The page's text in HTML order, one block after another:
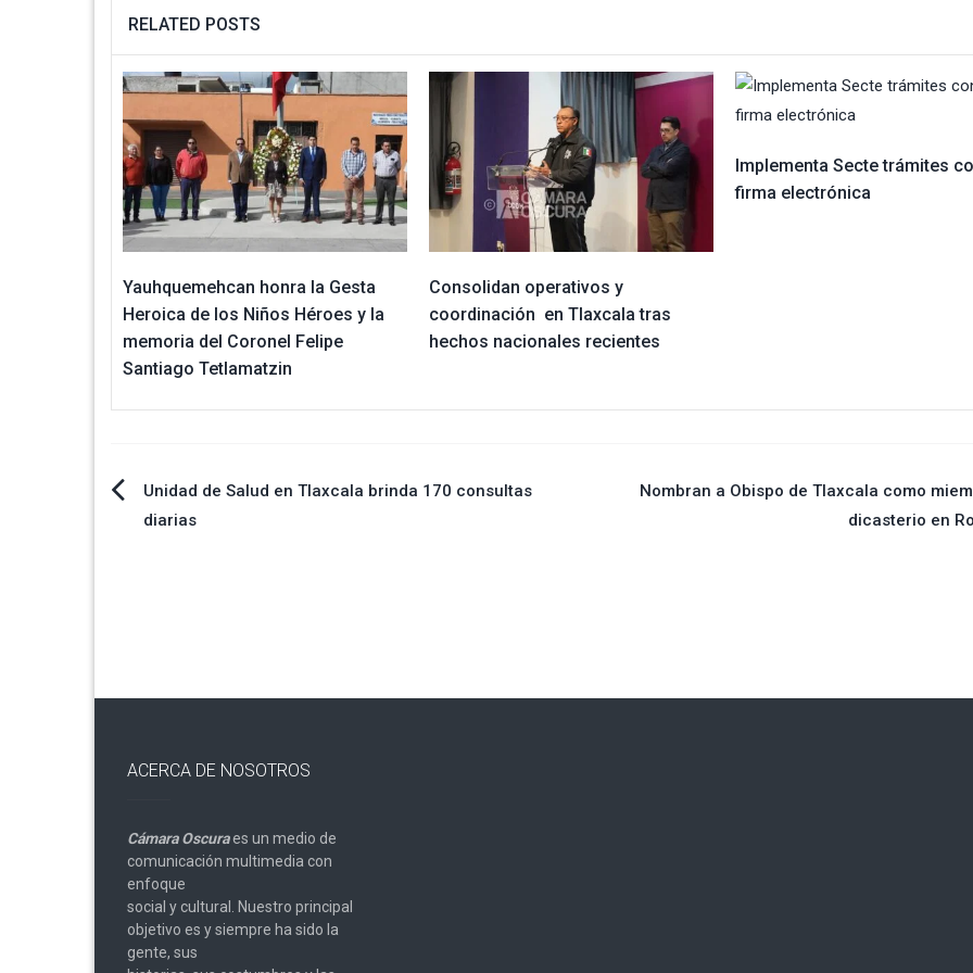
RELATED POSTS
Yauhquemehcan honra la Gesta
Heroica de los Niños Héroes y la
memoria del Coronel Felipe
Santiago Tetlamatzin
Consolidan operativos y
coordinación en Tlaxcala tras
hechos nacionales recientes
Implementa Secte trámites
firma electrónica
Navegación
Unidad de Salud en Tlaxcala brinda 170 consultas
diarias
Nombran a Obispo de Tlaxcala como
dicasterio en
ACERCA DE NOSOTROS
Cámara Oscuraes un medio de
comunicación multimedia con
enfoque
social y cultural. Nuestro principal
objetivo es y siempre ha sido la
gente, sus